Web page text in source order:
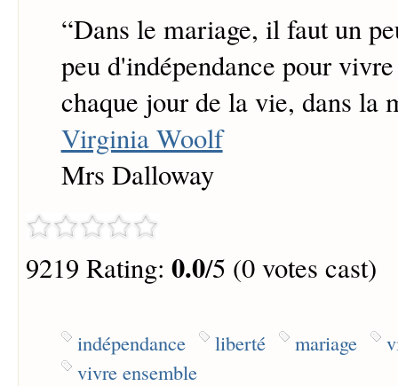
“Dans le mariage, il faut un
peu d'indépendance pour
chaque jour de la vie, dans la
Virginia Woolf
Mrs Dalloway
9219 Rating: 0.0/5 (0 votes cast)
indépendance liberté mariage
vivre ensemble